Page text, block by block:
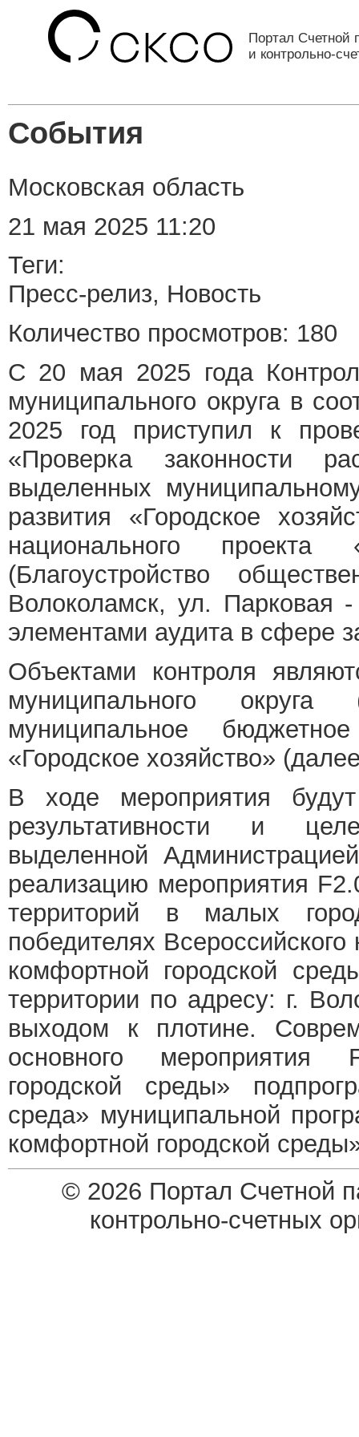
Портал Счетной
и контрольно-
События
Московская область
21 мая 2025 11:20
Теги:
Пресс-релиз, Новость
Количество просмотров: 180
С 20 мая 2025 года
муниципального округа в
2025 год приступил к
«Проверка законности
выделенных
развития «Городское
национального
(Благоустройство
Волоколамск, ул. Парковая
элементами аудита в сфере
Объектами контроля
муниципального
муниципальное
«Городское хозяйство»
В ходе мероприятия
результативности и
выделенной
реализацию мероприятия
территорий в малых
победителях
комфортной городской
территории по адресу: г.
выходом к плотине.
основного мероприятия
городской среды»
среда» муниципальной
комфортной городской
© 2026 Портал Счетной
контрольно-счетных